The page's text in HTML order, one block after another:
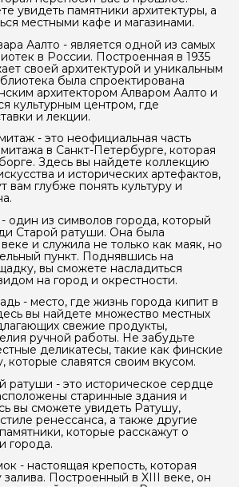
увидеть памятники архитектуры, а
местными кафе и магазинами.
Аалто - является одной из самых
в России. Построенная в 1935
своей архитектурой и уникальным
была спроектирована
архитектором Алваром Аалто и
культурным центром, где
и лекции.
- это неофициальная часть
в Санкт-Петербурге, которая
Здесь вы найдете коллекцию
и исторических артефактов,
вам глубже понять культуру и
один из символов города, который
Старой ратуши. Она была
и служила не только как маяк, но
пункт. Поднявшись на
вы сможете насладиться
на город и окрестности.
- место, где жизнь города кипит в
вы найдете множество местных
свежие продукты,
ручной работы. Не забудьте
деликатесы, такие как финские
которые славятся своим вкусом.
ратуши - это историческое сердце
старинные здания и
вы сможете увидеть Ратушу,
ренессанса, а также другие
которые расскажут о
города.
- настоящая крепость, которая
залива. Построенный в XIII веке, он
вопрос гиду
почта
вопросы, можете их